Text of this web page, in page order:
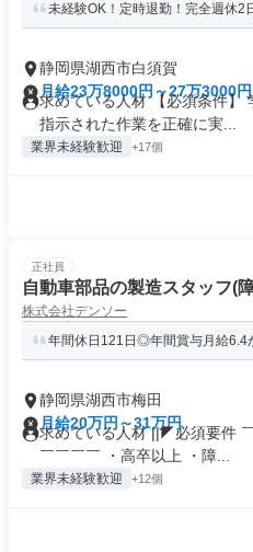
未経験OK！定時退勤！完全週休2
静岡県湖西市白須賀
月給23万8000円～27万3000円
求めている人材 【必須条件】
指示された作業を正確に実...
業界未経験歓迎 +17個
正社員
自動車部品の製造スタッフ(
株式会社デンソー
年間休日121日◎年間賞与月給6.4
静岡県湖西市梅田
月給20万円～31万円
求めている人材 ||◤必須要件
￣￣￣￣ ・高卒以上 ・障...
業界未経験歓迎 +12個